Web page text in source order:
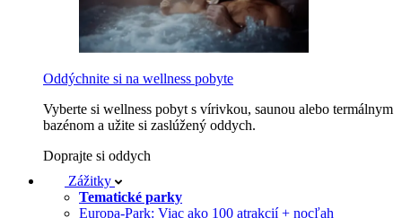
Oddýchnite si na wellness pobyte
Vyberte si wellness pobyt s vírivkou, saunou alebo termálnym
bazénom a užite si zaslúžený oddych.
Doprajte si oddych
Zážitky
Tematické parky
Europa-Park: Viac ako 100 atrakcií + nocľah